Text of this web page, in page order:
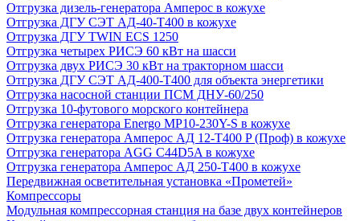
Отгрузка дизель-генератора Амперос в кожухе
Отгрузка ДГУ СЭТ АД-40-Т400 в кожухе
Отгрузка ДГУ TWIN ECS 1250
Отгрузка четырех РИСЭ 60 кВт на шасси
Отгрузка двух РИСЭ 30 кВт на тракторном шасси
Отгрузка ДГУ СЭТ АД-400-Т400 для объекта энергетики
Отгрузка насосной станции ПСМ ДНУ-60/250
Отгрузка 10-футового морского контейнера
Отгрузка генератора Energo MP10-230Y-S в кожухе
Отгрузка генератора Амперос АД 12-Т400 P (Проф) в кожухе
Отгрузка генератора AGG C44D5A в кожухе
Отгрузка генератора Амперос АД 250-Т400 в кожухе
Передвижная осветительная установка «Прометей»
Компрессоры
Модульная компрессорная станция на базе двух контейнеров